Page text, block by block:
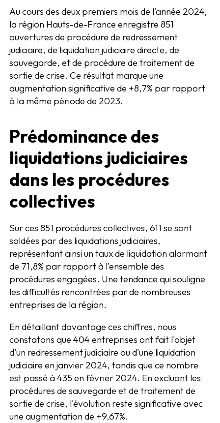
Au cours des deux premiers mois de l'année 2024,
la région Hauts-de-France enregistre 851
ouvertures de procédure de redressement
judiciaire, de liquidation judiciaire directe, de
sauvegarde, et de procédure de traitement de
sortie de crise. Ce résultat marque une
augmentation significative de +8,7% par rapport
à la même période de 2023.
Prédominance des
liquidations judiciaires
dans les procédures
collectives
Sur ces 851 procédures collectives, 611 se sont
soldées par des liquidations judiciaires,
représentant ainsi un taux de liquidation alarmant
de 71,8% par rapport à l'ensemble des
procédures engagées. Une tendance qui souligne
les difficultés rencontrées par de nombreuses
entreprises de la région.
En détaillant davantage ces chiffres, nous
constatons que 404 entreprises ont fait l'objet
d'un redressement judiciaire ou d'une liquidation
judiciaire en janvier 2024, tandis que ce nombre
est passé à 435 en février 2024. En excluant les
procédures de sauvegarde et de traitement de
sortie de crise, l'évolution reste significative avec
une augmentation de +9,67%.